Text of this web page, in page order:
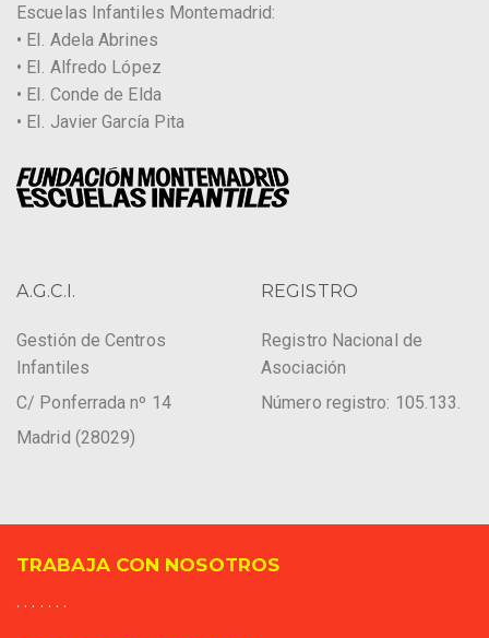
Escuelas Infantiles Montemadrid:
• EI. Adela Abrines
• EI. Alfredo López
• EI. Conde de Elda
• EI. Javier García Pita
A.G.C.I.
Gestión de Centros
Infantiles
C/ Ponferrada nº 14
Madrid (28029)
REGISTRO
Registro Nacional de
Asociación
Número registro: 105.133.
TRABAJA CON NOSOTROS
. . . . . . .